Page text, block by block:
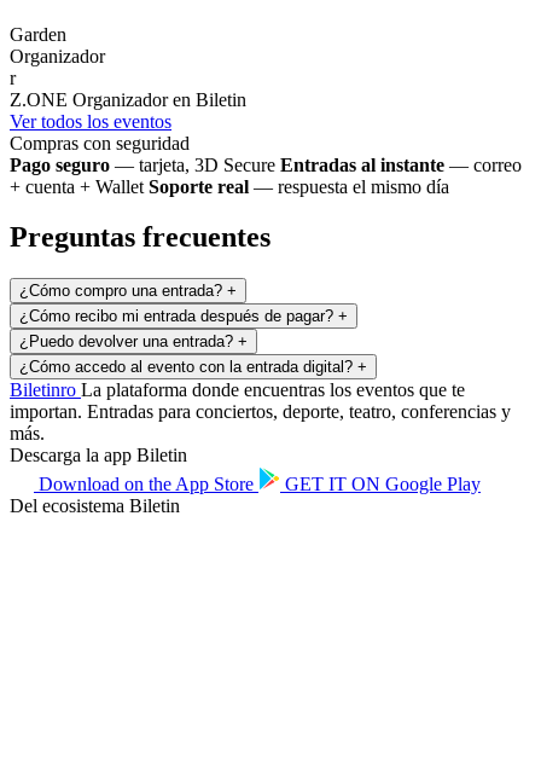
Garden
Organizador
r
Z.ONE Organizador en Biletin
Ver todos los eventos
Compras con seguridad
Pago seguro — tarjeta, 3D Secure Entradas al instante — correo
+ cuenta + Wallet Soporte real — respuesta el mismo día
Preguntas frecuentes
¿Cómo compro una entrada? +
¿Cómo recibo mi entrada después de pagar? +
¿Puedo devolver una entrada? +
¿Cómo accedo al evento con la entrada digital? +
Biletinro La plataforma donde encuentras los eventos que te
importan. Entradas para conciertos, deporte, teatro, conferencias y
más.
Descarga la app Biletin
Download on the App Store GET IT ON Google Play
Del ecosistema Biletin